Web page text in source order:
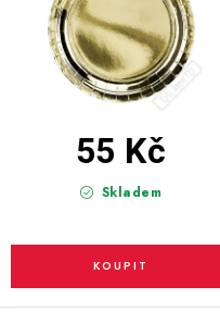
STUHY A MAŠLE
SEZÓNNÍ SVÁTKY
VYSTŘELOVACÍ
Obchodní
Podmínky ochrany osobních
Skladem
55 Kč